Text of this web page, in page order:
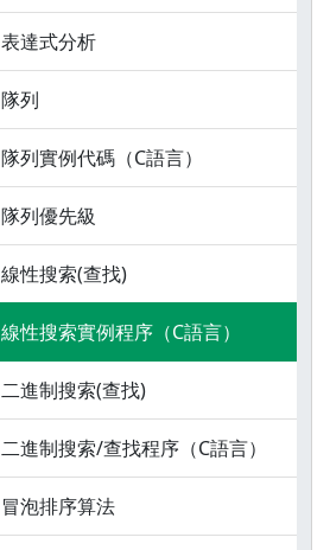
表達式分析
隊列
隊列實例代碼（C語言）
隊列優先級
線性搜索(查找)
線性搜索實例程序（C語言）
二進制搜索(查找)
二進制搜索/查找程序（C語言）
冒泡排序算法